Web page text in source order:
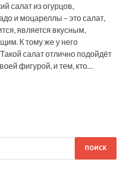
салат из огурцов,
и моцареллы – это салат,
является вкусным,
К тому же у него
салат отлично подойдёт
фигурой, и тем, кто…